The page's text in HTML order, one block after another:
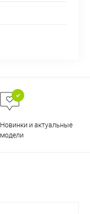
Новинки и актуальные
модели